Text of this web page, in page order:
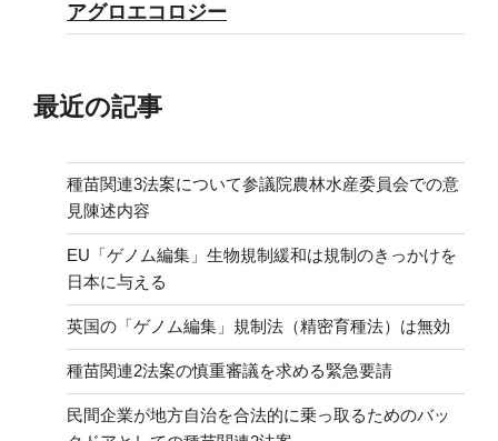
アグロエコロジー
最近の記事
種苗関連3法案について参議院農林水産委員会での意
見陳述内容
EU「ゲノム編集」生物規制緩和は規制のきっかけを
日本に与える
英国の「ゲノム編集」規制法（精密育種法）は無効
種苗関連2法案の慎重審議を求める緊急要請
民間企業が地方自治を合法的に乗っ取るためのバッ